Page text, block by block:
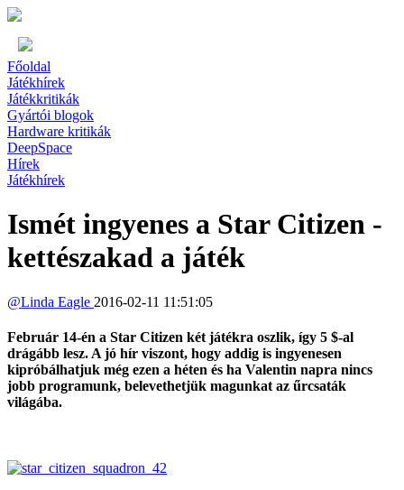
Főoldal
Játékhírek
Játékkritikák
Gyártói blogok
Hardware kritikák
DeepSpace
Hírek
Játékhírek
Ismét ingyenes a Star Citizen -
kettészakad a játék
@Linda Eagle 2016-02-11 11:51:05
Február 14-én a Star Citizen két játékra oszlik, így 5 $-al
drágább lesz. A jó hír viszont, hogy addig is ingyenesen
kipróbálhatjuk még ezen a héten és ha Valentin napra nincs
jobb programunk, belevethetjük magunkat az űrcsaták
világába.